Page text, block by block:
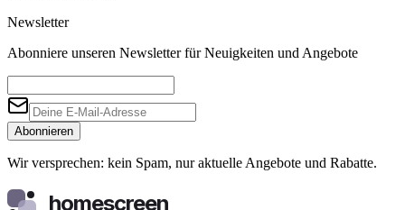
Newsletter
Abonniere unseren Newsletter für Neuigkeiten und Angebote
Abonnieren
Wir versprechen: kein Spam, nur aktuelle Angebote und Rabatte.
homescreen